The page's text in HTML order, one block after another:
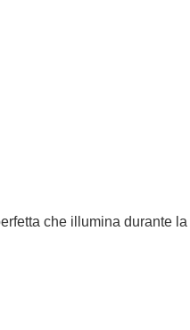
che illumina durante